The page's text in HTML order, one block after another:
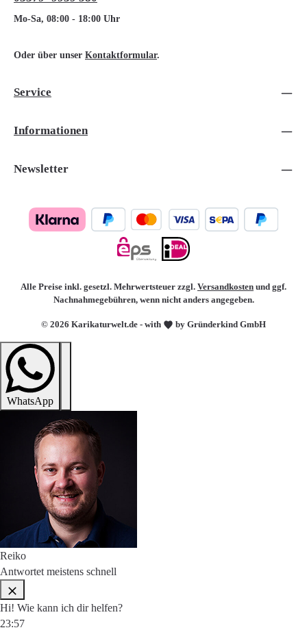
Mo-Sa, 08:00 - 18:00 Uhr
Oder über unser Kontaktformular.
Service
Informationen
Newsletter
© 2026 Karikaturwelt.de - with by Gründerkind GmbH
Alle Preise inkl. gesetzl. Mehrwertsteuer zzgl. Versandkosten und ggf.
Nachnahmegebühren, wenn nicht anders angegeben.
WhatsApp
Reiko
Antwortet meistens schnell
Hi! Wie kann ich dir helfen?
23:57